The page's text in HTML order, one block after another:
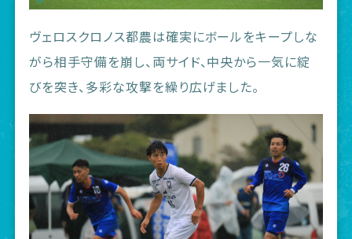
ヴェロスクロノス都農は確実にボールをキープしな
がら相手守備を崩し、両サイド、中央から一気に綻
びを突き、多彩な攻撃を繰り広げました。